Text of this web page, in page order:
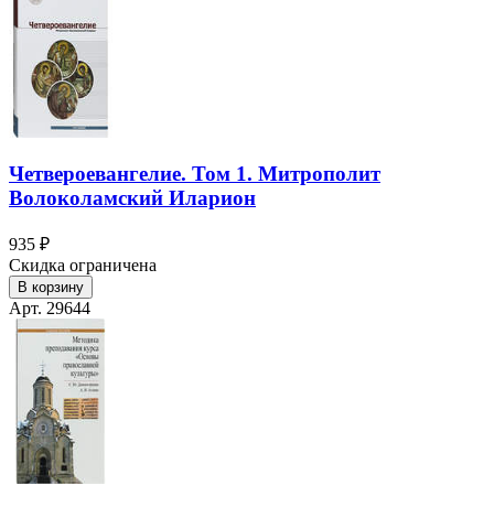
Четвероевангелие. Том 1. Митрополит
Волоколамский Иларион
935 ₽
Скидка ограничена
В корзину
Арт. 29644